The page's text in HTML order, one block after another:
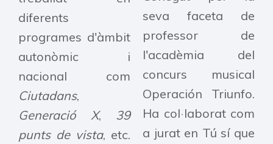
diferents
programes d'àmbit
autonòmic i
nacional com
Ciutadans,
Generació X, 39
punts de vista, etc.
seva faceta de
professor de
l'acadèmia del
concurs musical
Operación Triunfo.
Ha col·laborat com
a jurat en Tú sí que